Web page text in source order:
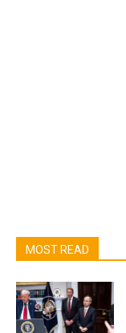
MOST READ